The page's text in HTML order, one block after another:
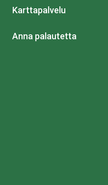
Karttapalvelu
Anna palautetta